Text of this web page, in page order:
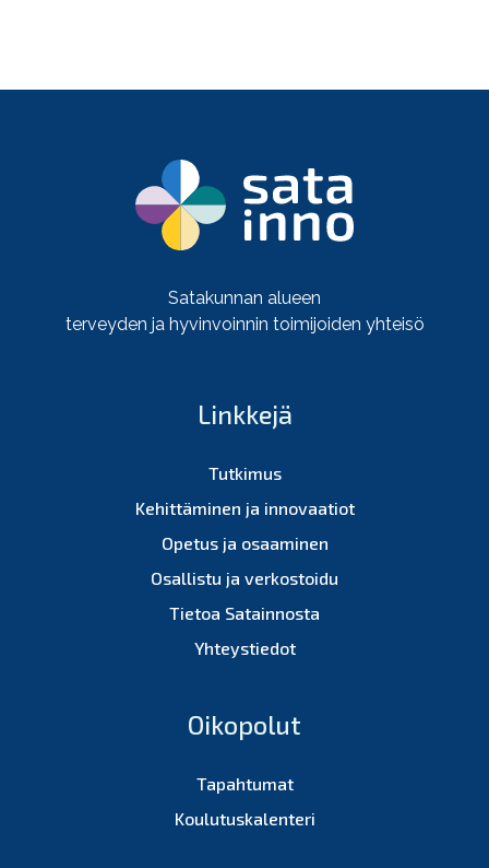
Satakunnan alueen
terveyden ja hyvinvoinnin toimijoiden yhteisö
Linkkejä
Tutkimus
Kehittäminen ja innovaatiot
Opetus ja osaaminen
Osallistu ja verkostoidu
Tietoa Satainnosta
Yhteystiedot
Oikopolut
Tapahtumat
Koulutuskalenteri